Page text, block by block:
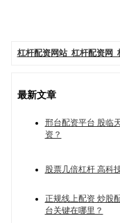
杠杆配资网站_杠杆配资网_
最新文章
邢台配资平台 股临
资？
股票几倍杠杆 高科
正规线上配资 炒股
台关键在哪里？